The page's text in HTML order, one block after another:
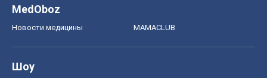
MedOboz
Новости медицины MAMACLUB
Шоу